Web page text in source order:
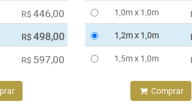
R$ 446,00
R$498,00
R$ 597,00
1,0m x 1,0m
1,2m x 1,0m
1,5m x 1,0m
Comprar